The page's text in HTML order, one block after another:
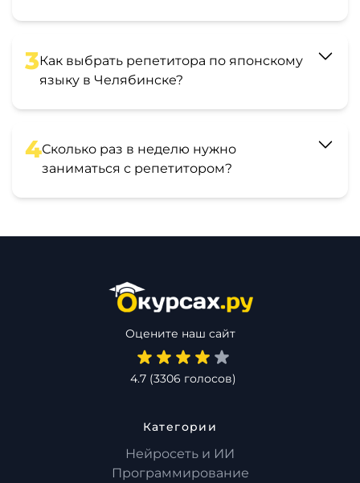
3Как выбрать репетитора по японскому
языку в Челябинске?
4Сколько раз в неделю нужно
заниматься с репетитором?
Оцените наш сайт
4.7 (3306 голосов)
Категории
Нейросеть и ИИ
Программирование